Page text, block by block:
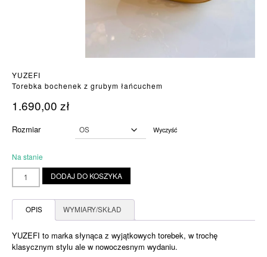
YUZEFI
Torebka bochenek z grubym łańcuchem
1.690,00 zł
Rozmiar Wyczyść
Na stanie
ilość
Torebka
grubym
DODAJ DO KOSZYKA
OPIS WYMIARY/SKŁAD
YUZEFI to marka słynąca z wyjątkowych torebek, w trochę
klasycznym stylu ale w nowoczesnym wydaniu.